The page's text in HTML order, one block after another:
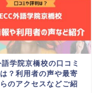
学院京橋校の口コミ
？利用者の声や最寄
のアクセスなどご紹